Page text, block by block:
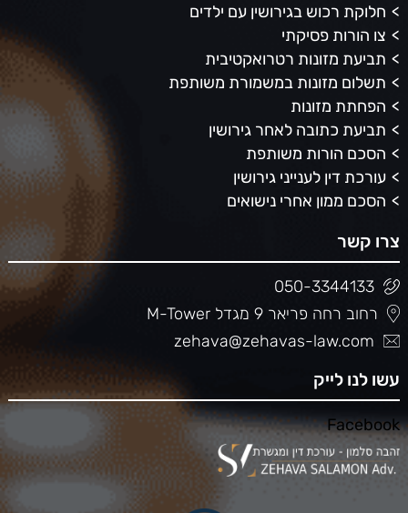
חלוקת רכוש בגירושין עם ילדים
צו הורות פסיקתי
תביעת מזונות רטרואקטיבית
תשלום מזונות במשמורת משותפת
הפחתת מזונות
תביעת כתובה לאחר גירושין
הסכם הורות משותפת
עורכת דין לענייני גירושין
הסכם ממון אחרי נישואים
צרו קשר
050-3344133
רחוב רחה פריאר 9 מגדל M-Tower
zehava@zehavas-law.com
עשו לנו לייק
Facebook